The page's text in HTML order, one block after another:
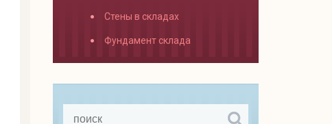
Стены в складах
Фундамент склада